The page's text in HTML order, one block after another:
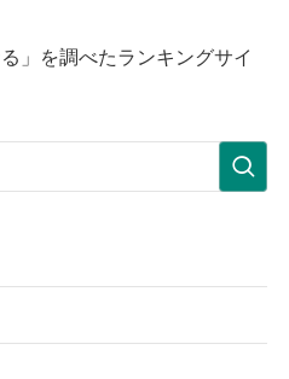
」を調べたランキングサイ